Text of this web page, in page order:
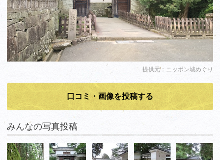
提供元：ニッポン城めぐり
口コミ・画像を投稿する
みんなの写真投稿